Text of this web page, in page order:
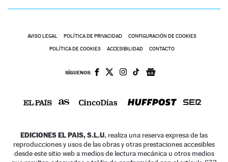
AVISO LEGAL POLÍTICA DE PRIVACIDAD CONFIGURACIÓN DE COOKIES
POLÍTICA DE COOKIES ACCESIBILIDAD CONTACTO
SÍGUENOS:
EDICIONES EL PAIS, S.L.U. realiza una reserva expresa de las
reproducciones y usos de las obras y otras prestaciones accesibles
desde este sitio web a medios de lectura mecánica u otros medios